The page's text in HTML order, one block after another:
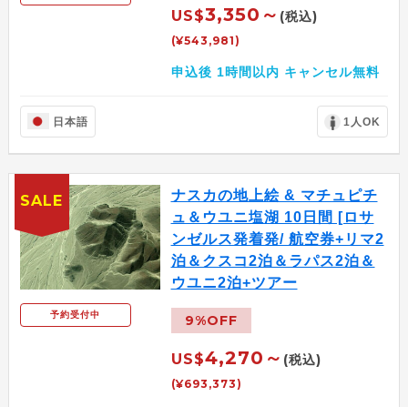
US$3,350～ (税込)
(¥543,981)
申込後 1時間以内 キャンセル無料
日本語 1人OK
予約受付中
ナスカの地上絵 & マチュピチ
ュ＆ウユニ塩湖 10日間 [ロサ
ンゼルス発着発/ 航空券+リマ2
泊＆クスコ2泊＆ラパス2泊＆
ウユニ2泊+ツアー
9%OFF
US$4,270～ (税込)
(¥693,373)
SALE